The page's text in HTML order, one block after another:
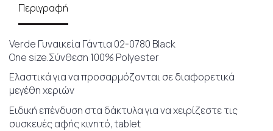
Περιγραφή
Verde Γυναικεία Γάντια 02-0780 Black
One size.Σύνθεση 100% Polyester
Ελαστικά για να προσαρμόζονται σε διαφορετικά
μεγέθη χεριών
Ειδική επένδυση στα δάκτυλα για να χειρίζεστε τις
συσκευές αφής κινητό, tablet